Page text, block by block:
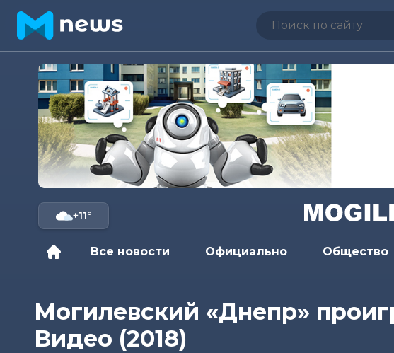
+11°
Все новости Официально Общество
Могилевский «Днепр»
Видео (2018)